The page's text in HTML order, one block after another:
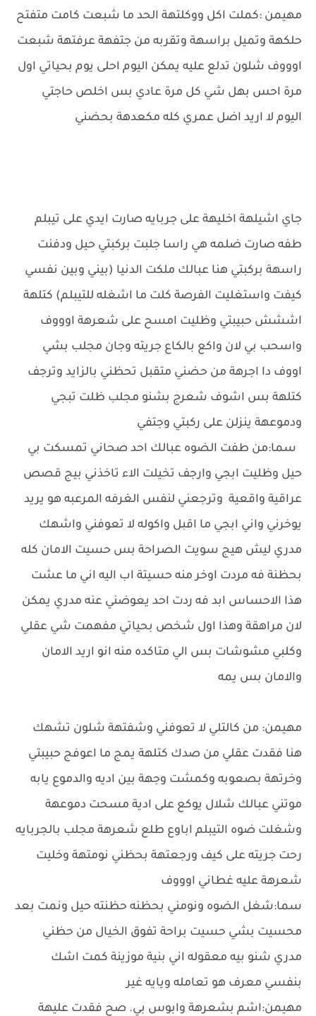
مهيمن :كملت اكل ووكلتهة الحد ما شبعت كامت متفتح
حلكهة وتميل براسهة وتقربه من جتفهة عرفتهة شبعت
اوووف شلون تدلع عليه يمكن اليوم احلى يوم بحياتي اول
مرة احس بهل شي كل مرة عادي بس اخلص حاجتي
اليوم لا اريد اضل عمري كله مكعدهة بحضني
جاي اشيلهة اخليهة على جربايه صارت ايدي على تيبلم
طفه صارت ضلمه هي راسا جلبت بركبتي حيل ودفنت
راسهة بركبتي هنا عبالك ملكت الدنيا (بيني وبين نفسي
كيفت واستغليت الفرصة كلت ما اشغله للتيبلم) كتلهة
اششش حبيبتي وظليت امسح على شعرهة اوووف
واسحب بي لان واكع بالكاع جريته وجان مجلب بشي
اووف دا اجرهة من حضني متقبل تحظني بالزايد وترجف
كتلهة بس اشوف شعرج بشنو مجلب ظلت تبجي
ودموعهة ينزلن على ركبتي وجتفي
سما:من طفت الضوه عبالك احد صحاني تمسكت بي
حيل وظليت ابجي وارجف تخيلت الاء تاخذني بيج قصص
عراقية واقعية وترجعني لنفس الغرفه المرعبه هو يريد
يوخرني واني ابجي ما اقبل واكوله لا تعوفني واشهك
مدري ليش هيج سويت الصراحة بس حسيت الامان كله
بحظنة فه مردت اوخر منه حسيتة اب اليه اني ما عشت
هذا الاحساس ابد فه ردت احد يعوضني عنه مدري يمكن
لان مراهقة وهذا اول شخص بحياتي مفهمت شي عقلي
وكلبي مشوشات بس الي متاكده منه انو اريد الامان
والامان بس يمه
مهيمن: من كالتلي لا تعوفني وشفتهة شلون تشهك
هنا فقدت عقلي من صدك كتلهة يمج ما اعوفج حبيبتي
وخرتهة بصعوبه وكمشت وجهة بين اديه والدموع يابه
موتني عبالك شلال يوكع على ادية مسحت دموعهة
وشغلت ضوه التيبلم اباوع طلع شعرهة مجلب بالجربايه
رحت جريته على كيف ورجعتهة بحظني نومتهة وخليت
شعرهة عليه غطاني اوووف
سما:شغل الضوه ونومني بحظنه حظنته حيل ونمت بعد
محسيت بشي حسيت براحة تفوق الخيال من حظني
مدري شنو بيه معقوله اني بنية موزينة كمت اشك
بنفسي معرف هو تعامله ويايه غير
مهيمن:اشم بشعرهة وابوس بي. صح فقدت عليهة